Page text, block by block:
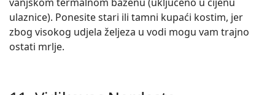
ulaznice). Ponesite stari ili tamni kupaći kostim, jer
zbog visokog udjela željeza u vodi mogu vam trajno
ostati mrlje.